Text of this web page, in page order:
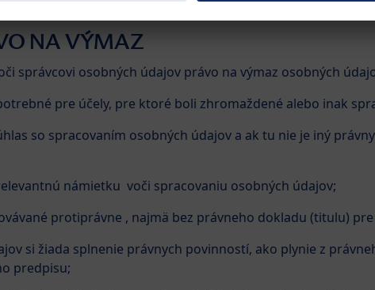
NA VÝMAZ
správcovi osobných údajov právo na výmaz osobných
pre účely, pre ktoré boli zhromaždené alebo inak
so spracovaním osobných údajov a ak tu nie je iný
námietku voči spracovaniu osobných údajov;
protiprávne , najmä bez právneho dokladu (titulu)
si žiada splnenie právnych povinností, ako plynie z
predpisu;